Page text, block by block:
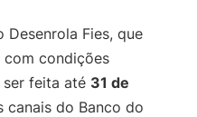
Fies, que
condições
feita até 31 de
canais do Banco do